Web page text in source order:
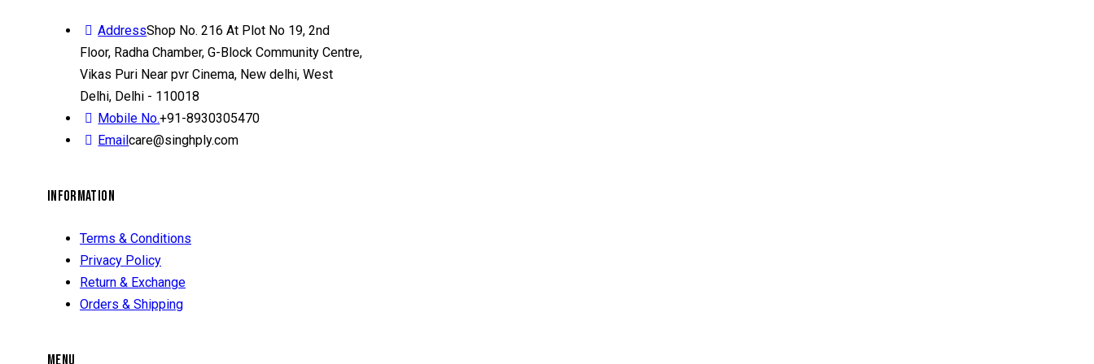
AddressShop No. 216 At Plot No 19, 2nd
Floor, Radha Chamber, G-Block Community Centre,
Vikas Puri Near pvr Cinema, New delhi, West
Delhi, Delhi - 110018
Mobile No.+91-8930305470
Emailcare@singhply.com
INFORMATION
Terms & Conditions
Privacy Policy
Return & Exchange
Orders & Shipping